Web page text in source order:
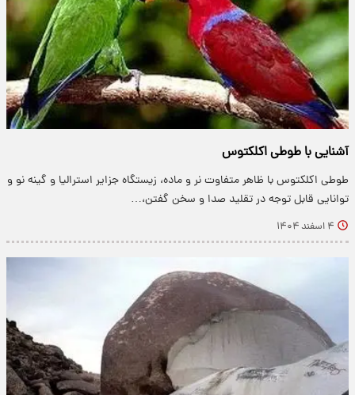
آشنایی با طوطی اکلکتوس
طوطی اکلکتوس با ظاهر متفاوت نر و ماده، زیستگاه جزایر استرالیا و گینه نو و
توانایی قابل توجه در تقلید صدا و سخن گفتن،…
۴ اسفند ۱۴۰۴